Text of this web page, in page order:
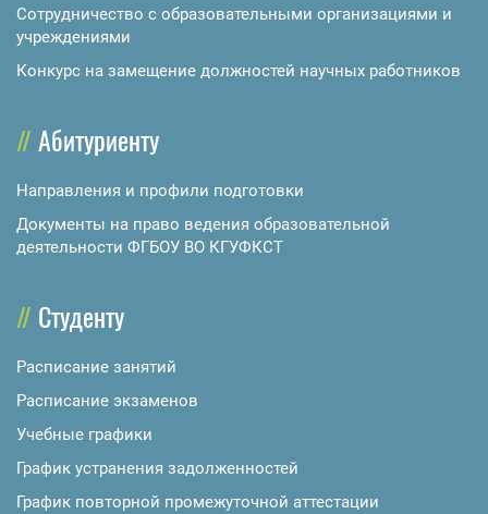
Сотрудничество с образовательными организациями и
учреждениями
Конкурс на замещение должностей научных работников
Абитуриенту
Направления и профили подготовки
Документы на право ведения образовательной
деятельности ФГБОУ ВО КГУФКСТ
Студенту
Расписание занятий
Расписание экзаменов
Учебные графики
График устранения задолженностей
График повторной промежуточной аттестации